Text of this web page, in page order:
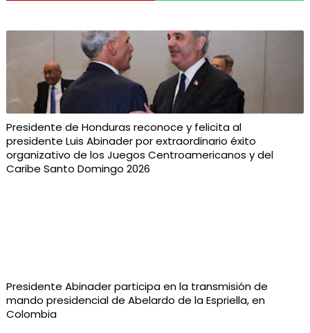
Presidente de Honduras reconoce y felicita al
presidente Luis Abinader por extraordinario éxito
organizativo de los Juegos Centroamericanos y del
Caribe Santo Domingo 2026
Presidente Abinader participa en la transmisión de
mando presidencial de Abelardo de la Espriella, en
Colombia